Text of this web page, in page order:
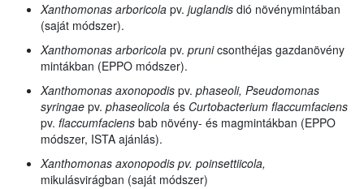
Xanthomonas arboricola pv. juglandis dió növénymintában
(saját módszer).
Xanthomonas arboricola pv. prunicsonthéjas gazdanövény
mintákban (EPPO módszer).
Xanthomonas axonopodis pv. phaseoli, Pseudomonas
syringae pv. phaseolicola és Curtobacterium flaccumfaciens
pv. flaccumfaciens bab növény- és magmintákban (EPPO
módszer, ISTA ajánlás).
Xanthomonas axonopodis pv. poinsettiicola,
mikulásvirágban (saját módszer)